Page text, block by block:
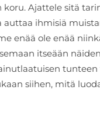
Ajattele sitä
ihmisiä
enää ole enää
itseään
siihen, mitä